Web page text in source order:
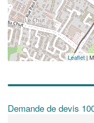
Leaflet|
Demande de devis